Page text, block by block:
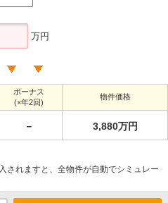
万円
ボーナス
(×年2回)
物件価格
－ 3,880万円
されますと、全物件が自動でシミュレー